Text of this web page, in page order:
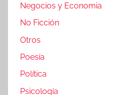
Negocios y Economia
No Ficción
Otros
Poesía
Política
Psicología